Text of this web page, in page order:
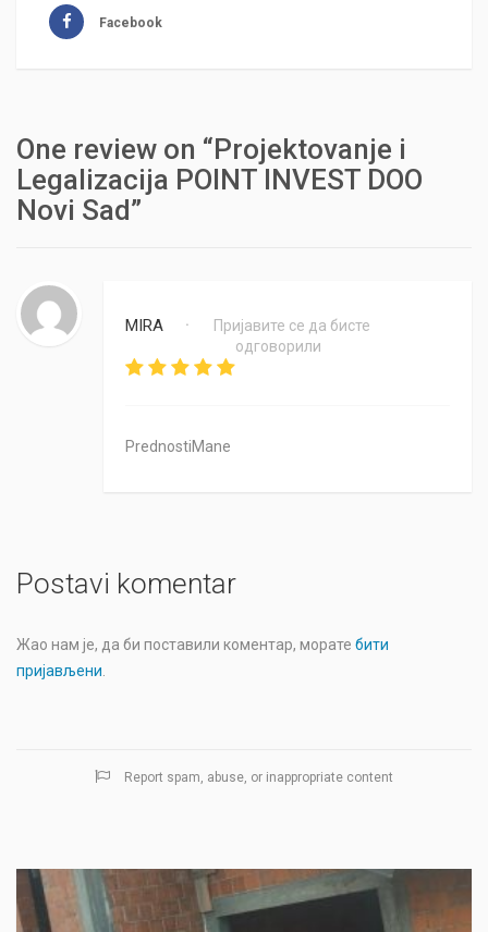
Facebook
One review on “Projektovanje i
Legalizacija POINT INVEST DOO
Novi Sad”
MIRA •
Пријавите се да бисте
одговорили
PrednostiMane
Postavi komentar
Жао нам је, да би поставили коментар, морате бити
пријављени
Report spam, abuse, or inappropriate content